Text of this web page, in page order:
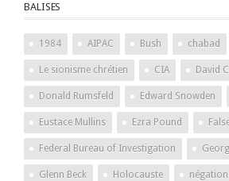
BALISES
1984 AIPAC Bush chabad
Le sionisme chrétien CIA David
Donald Rumsfeld Edward Snowden
Eustace Mullins Ezra Pound
Federal Bureau of Investigation
Glenn Beck Holocauste